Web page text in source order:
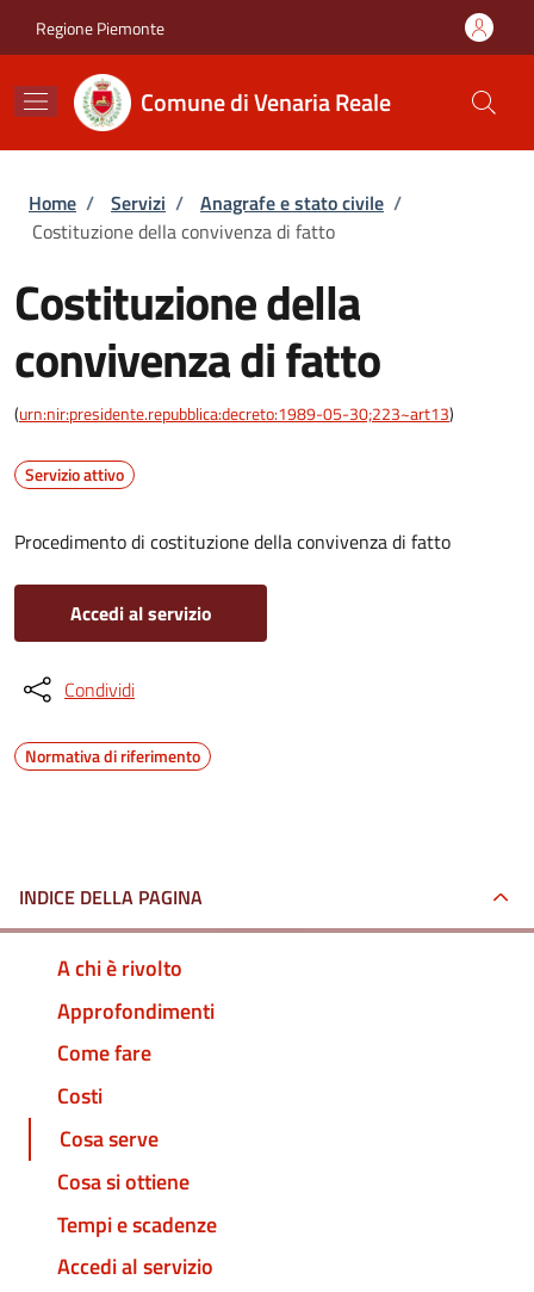
Regione Piemonte
Comune di Venaria Reale
Briciole di pane
Home / Servizi / Anagrafe e stato civile /
Costituzione della convivenza di fatto
Costituzione della
convivenza di fatto
(urn:nir:presidente.repubblica:decreto:1989-05-30;223~art13)
Servizio attivo
Procedimento di costituzione della convivenza di fatto
Accedi al servizio
Condividi
Normativa di riferimento
INDICE DELLA PAGINA
A chi è rivolto
Approfondimenti
Come fare
Costi
Cosa serve
Cosa si ottiene
Tempi e scadenze
Accedi al servizio